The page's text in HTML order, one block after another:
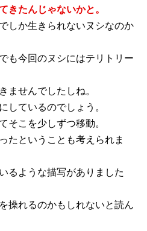
きたんじゃないかと。
しか生きられないヌシなのか
も今回のヌシにはテリトリー
ませんでしたしね。
しているのでしょう。
そこを少しずつ移動。
たということも考えられま
るような描写がありました
操れるのかもしれないと読ん